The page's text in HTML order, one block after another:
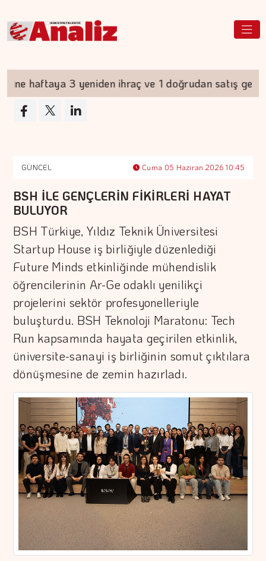
haftaya 3 yeniden ihraç ve 1 doğrudan satış
GÜNCEL Cuma 05 Haziran 2026 10:45
BSH İLE GENÇLERİN FİKİRLERİ HAYAT
BULUYOR
BSH Türkiye, Yıldız Teknik Üniversitesi
Startup House iş birliğiyle düzenlediği
Future Minds etkinliğinde mühendislik
öğrencilerinin Ar-Ge odaklı yenilikçi
projelerini sektör profesyonelleriyle
buluşturdu. BSH Teknoloji Maratonu: Tech
Run kapsamında hayata geçirilen etkinlik,
üniversite-sanayi iş birliğinin somut çıktılara
dönüşmesine de zemin hazırladı.